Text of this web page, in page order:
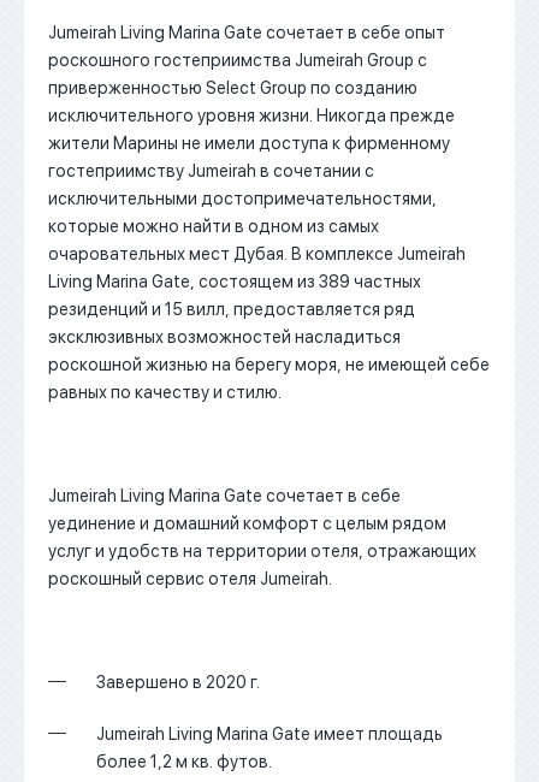
Jumeirah Living Marina Gate сочетает в себе опыт
роскошного гостеприимства Jumeirah Group с
приверженностью Select Group по созданию
исключительного уровня жизни. Никогда прежде
жители Марины не имели доступа к фирменному
гостеприимству Jumeirah в сочетании с
исключительными достопримечательностями,
которые можно найти в одном из самых
очаровательных мест Дубая. В комплексе Jumeirah
Living Marina Gate, состоящем из 389 частных
резиденций и 15 вилл, предоставляется ряд
эксклюзивных возможностей насладиться
роскошной жизнью на берегу моря, не имеющей себе
равных по качеству и стилю.
Jumeirah Living Marina Gate сочетает в себе
уединение и домашний комфорт с целым рядом
услуг и удобств на территории отеля, отражающих
роскошный сервис отеля Jumeirah.
Завершено в 2020 г.
Jumeirah Living Marina Gate имеет площадь
более 1,2 м кв. футов.